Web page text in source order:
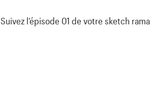
Suivez l’épisode 01 de votre sketch